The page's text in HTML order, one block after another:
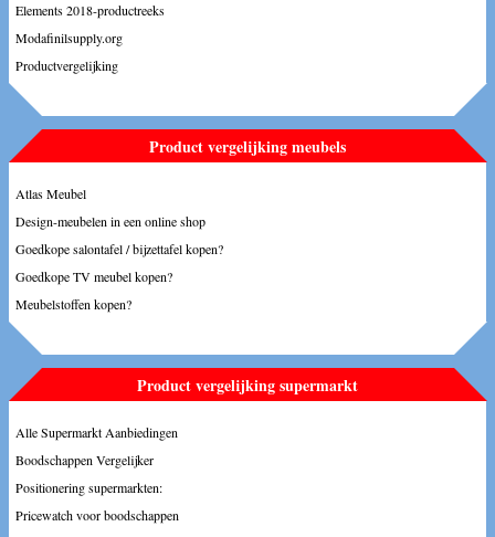
Elements 2018-productreeks
Modafinilsupply.org
Productvergelijking
Product vergelijking meubels
Atlas Meubel
Design-meubelen in een online shop
Goedkope salontafel / bijzettafel kopen?
Goedkope TV meubel kopen?
Meubelstoffen kopen?
Product vergelijking supermarkt
Alle Supermarkt Aanbiedingen
Boodschappen Vergelijker
Positionering supermarkten:
Pricewatch voor boodschappen